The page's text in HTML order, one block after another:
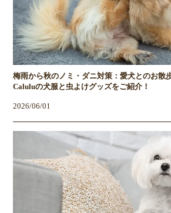
梅雨から秋のノミ・ダニ対策：愛犬とのお散
Caluluの犬服と虫よけグッズをご紹介！
2026/06/01